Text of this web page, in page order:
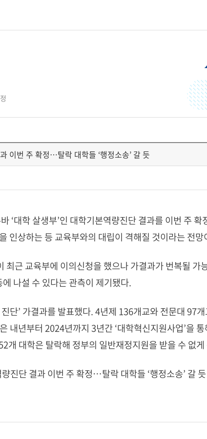
이번 주 확정…탈락 대학들 ‘행정소송’ 갈 듯
‘대학 살생부’인 대학기본역량진단 결과를 이번 주 확
인상하는 등 교육부와의 대립이 격해질 것이라는 전망
최근 교육부에 이의신청을 했으나 가결과가 번복될 가
나설 수 있다는 관측이 제기됐다.
단’ 가결과를 발표했다. 4년제 136개교와 전문대 97
내년부터 2024년까지 3년간 ‘대학혁신지원사업’을
개 대학은 탈락해 정부의 일반재정지원을 받을 수 없게
량진단 결과 이번 주 확정…탈락 대학들 ‘행정소송’ 갈